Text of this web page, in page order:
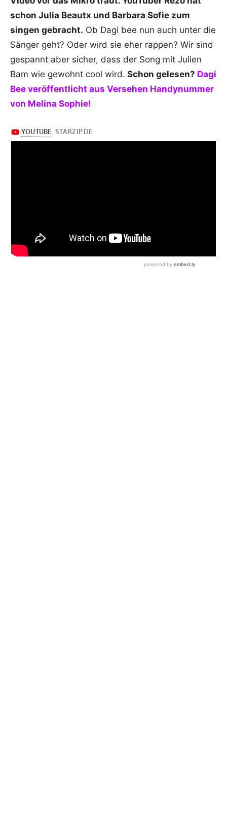
schon Julia Beautx und Barbara Sofie zum
singen gebracht. Ob Dagi bee nun auch unter die
Sänger geht? Oder wird sie eher rappen? Wir sind
gespannt aber sicher, dass der Song mit Julien
Bam wie gewohnt cool wird. Schon gelesen? Dagi
Bee veröffentlicht aus Versehen Handynummer
von Melina Sophie!